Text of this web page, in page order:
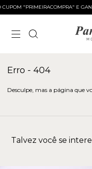
"PRIMEIRACOMPRA" E
Erro - 404
Desculpe, mas a página que
Talvez você se